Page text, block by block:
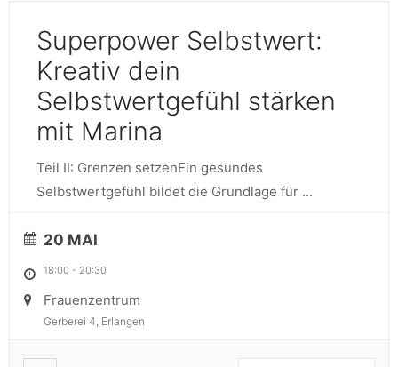
Superpower Selbstwert:
Kreativ dein
Selbstwertgefühl stärken​​​​​​​
mit Marina
Teil II: Grenzen setzenEin gesundes
Selbstwertgefühl bildet die Grundlage für ...
20 MAI
18:00 - 20:30
Frauenzentrum
Gerberei 4, Erlangen